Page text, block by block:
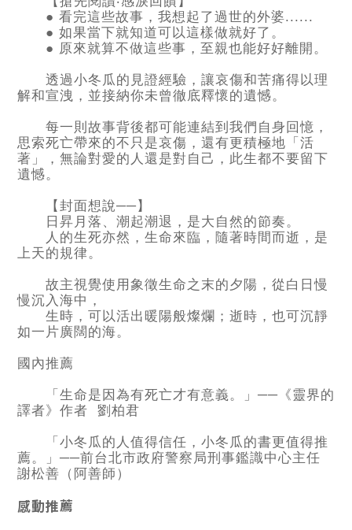
● 看完這些故事，我想起了過世的外婆......
● 如果當下就知道可以這樣做就好了。
● 原來就算不做這些事，至親也能好好離開。
透過小冬瓜的見證經驗，讓哀傷和苦痛得以理
解和宣洩，並接納你未曾徹底釋懷的遺憾。
每一則故事背後都可能連結到我們自身回憶，
思索死亡帶來的不只是哀傷，還有更積極地「活
著」，無論對愛的人還是對自己，此生都不要留下
遺憾。
【封面想說──】
日昇月落、潮起潮退，是大自然的節奏。
人的生死亦然，生命來臨，隨著時間而逝，是
上天的規律。
故主視覺使用象徵生命之末的夕陽，從白日慢
慢沉入海中，
生時，可以活出暖陽般燦爛；逝時，也可沉靜
如一片廣闊的海。
國內推薦
「生命是因為有死亡才有意義。」──《靈界的
譯者》作者 劉柏君
「小冬瓜的人值得信任，小冬瓜的書更值得推
薦。」──前台北市政府警察局刑事鑑識中心主任
謝松善（阿善師）
感動推薦